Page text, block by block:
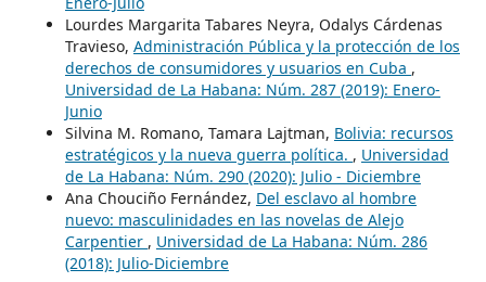
Lourdes Margarita Tabares Neyra, Odalys Cárdenas
Travieso, Administración Pública y la protección de los
derechos de consumidores y usuarios en Cuba ,
Universidad de La Habana: Núm. 287 (2019): Enero-
Junio
Silvina M. Romano, Tamara Lajtman, Bolivia: recursos
estratégicos y la nueva guerra política. , Universidad
de La Habana: Núm. 290 (2020): Julio - Diciembre
Ana Chouciño Fernández, Del esclavo al hombre
nuevo: masculinidades en las novelas de Alejo
Carpentier , Universidad de La Habana: Núm. 286
(2018): Julio-Diciembre